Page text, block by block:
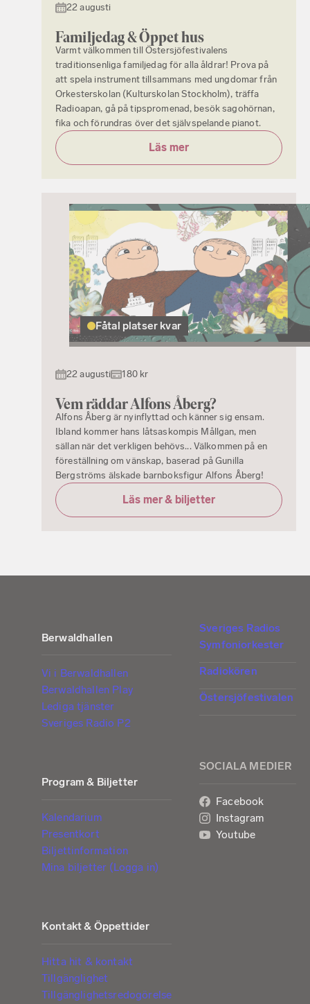
22 augusti
Familjedag & Öppet hus
Varmt välkommen till Östersjöfestivalens
traditionsenliga familjedag för alla åldrar! Prova på
att spela instrument tillsammans med ungdomar från
Orkesterskolan (Kulturskolan Stockholm), träffa
Radioapan, gå på tipspromenad, besök sagohörnan,
fika och förundras över det självspelande pianot.
Läs mer
Fåtal platser kvar
22 augusti 180 kr
Vem räddar Alfons Åberg?
Alfons Åberg är nyinflyttad och känner sig ensam.
Ibland kommer hans låtsaskompis Mållgan, men
sällan när det verkligen behövs... Välkommen på en
föreställning om vänskap, baserad på Gunilla
Bergströms älskade barnboksfigur Alfons Åberg!
Läs mer & biljetter
Berwaldhallen
Vi i Berwaldhallen
Berwaldhallen Play
Lediga tjänster
Sveriges Radio P2
Program & Biljetter
Kalendarium
Presentkort
Biljettinformation
Mina biljetter (Logga in)
Kontakt & Öppettider
Hitta hit & kontakt
Tillgänglighet
Tillgänglighetsredogörelse
Sveriges Radios
Symfoniorkester
Radiokören
Östersjöfestivalen
SOCIALA MEDIER
Facebook
Instagram
Youtube